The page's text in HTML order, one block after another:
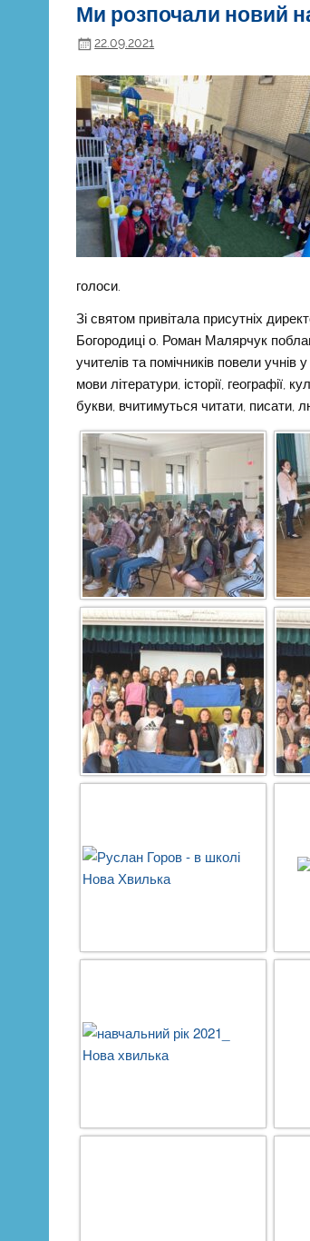
Ми розпочали новий
22.09.2021
голоси.
Зі святом привітала присутніх
Богородиці о. Роман Малярчук
учителів та помічників повели
мови літератури, історії,
букви, вчитимуться читати, писати,